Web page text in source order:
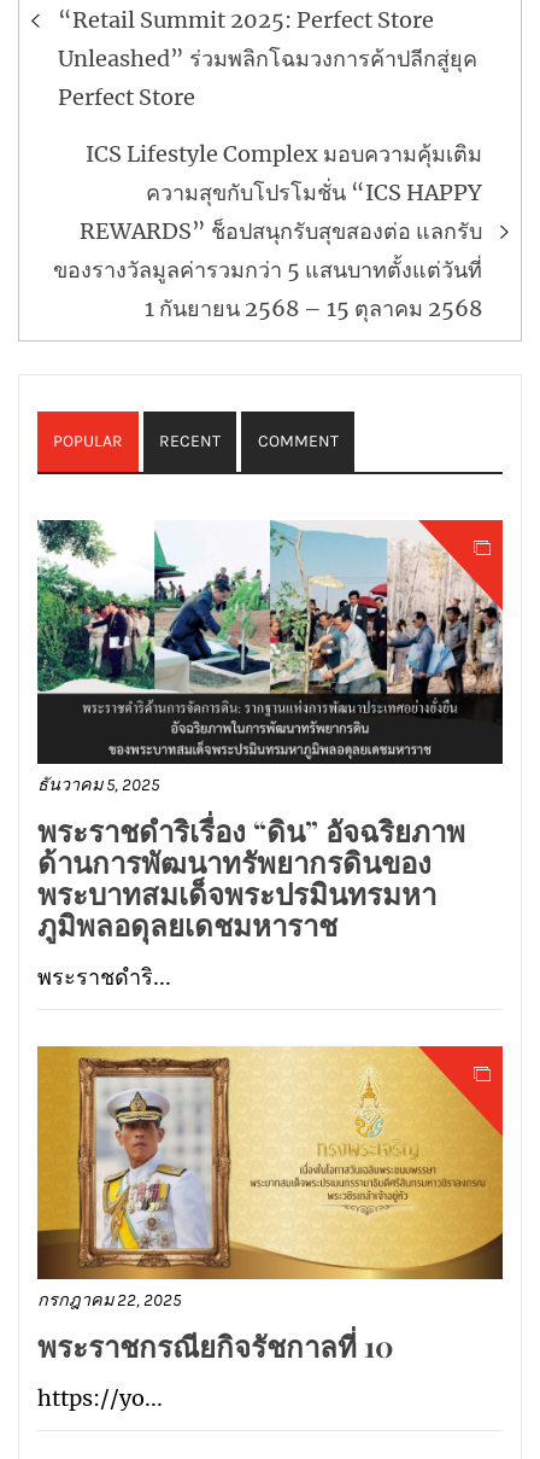
“Retail Summit 2025: Perfect Store
Unleashed” ร่วมพลิกโฉมวงการค้าปลีกสู่ยุค
Perfect Store
ICS Lifestyle Complex มอบความคุ้มเติม
ความสุขกับโปรโมชั่น “ICS HAPPY
REWARDS” ช็อปสนุกรับสุขสองต่อ แลกรับ
ของรางวัลมูลค่ารวมกว่า 5 แสนบาทตั้งแต่วันที่
1 กันยายน 2568 – 15 ตุลาคม 2568
POPULAR RECENT COMMENT
ธันวาคม 5, 2025
พระราชดำริเรื่อง “ดิน” อัจฉริยภาพ
ด้านการพัฒนาทรัพยากรดินของ
พระบาทสมเด็จพระปรมินทรมหา
ภูมิพลอดุลยเดชมหาราช
พระราชดำริ...
กรกฎาคม 22, 2025
พระราชกรณียกิจรัชกาลที่ 10
https://yo...